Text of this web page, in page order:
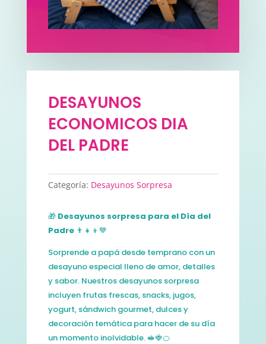
DESAYUNOS
ECONOMICOS DIA
DEL PADRE
Categoría: Desayunos Sorpresa
🎁 Desayunos sorpresa para el Día del
Padre👨‍👧‍👦💙
Sorprende a papá desde temprano con un
desayuno especial lleno de amor, detalles
y sabor. Nuestros desayunos sorpresa
incluyen frutas frescas, snacks, jugos,
yogurt, sándwich gourmet, dulces y
decoración temática para hacer de su día
un momento inolvidable. 🥪🍓🍊